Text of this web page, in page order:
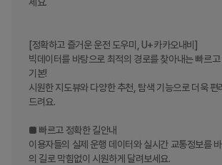
[정확하고 즐거운 운전 도우미, U+카카오내비]
빅데이터를 바탕으로 최적의 경로를 찾아내는 빠르
기본!
시원한 지도뷰와 다양한 추천, 탐색 기능으로 더욱 편
드려요.
■ 빠르고 정확한 길안내
이용자들의 실제 운행 데이터와 실시간 교통정보를
의 길로 막힘없이 시원하게 달려보세요.